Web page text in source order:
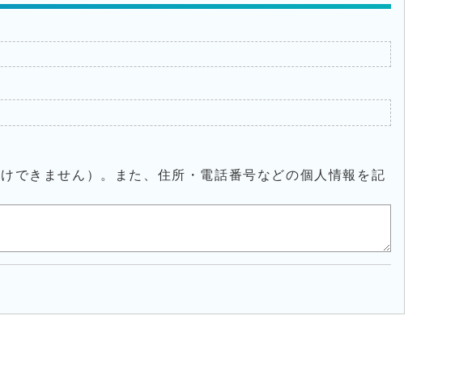
できません）。また、住所・電話番号などの個人情報を記